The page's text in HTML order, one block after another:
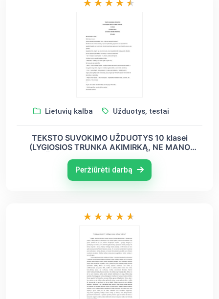
Lietuvių kalba Užduotys, testai
TEKSTO SUVOKIMO UŽDUOTYS 10 klasei
(LYGIOSIOS TRUNKA AKIMIRKĄ, NE MANO
Peržiūrėti darbą